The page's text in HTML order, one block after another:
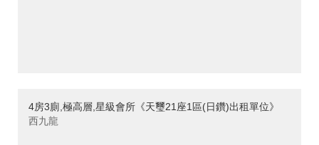
4房3廁,極高層,星級會所《天璽21座1區(日鑽)出租單位》
西九龍